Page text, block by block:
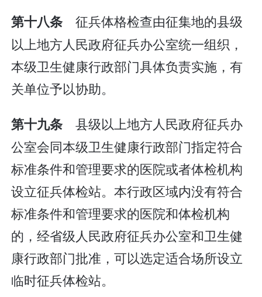
第十八条 征兵体格检查由征集地的县级
以上地方人民政府征兵办公室统一组织，
本级卫生健康行政部门具体负责实施，有
关单位予以协助。
第十九条 县级以上地方人民政府征兵办
公室会同本级卫生健康行政部门指定符合
标准条件和管理要求的医院或者体检机构
设立征兵体检站。本行政区域内没有符合
标准条件和管理要求的医院和体检机构
的，经省级人民政府征兵办公室和卫生健
康行政部门批准，可以选定适合场所设立
临时征兵体检站。